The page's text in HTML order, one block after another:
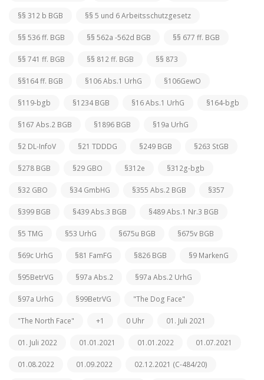
§§ 312 b BGB §§ 5 und 6 Arbeitsschutzgesetz
§§ 536 ff. BGB §§ 562a -562d BGB §§ 677 ff. BGB
§§ 741 ff. BGB §§ 812 ff. BGB §§ 873
§§164 ff. BGB §106 Abs.1 UrhG §106GewO
§119-bgb §1234 BGB §16 Abs.1 UrhG §164-bgb
§167 Abs.2 BGB §1896 BGB §19a UrhG
§2 DL-InfoV §21 TDDDG §249 BGB §263 StGB
§278 BGB §29 GBO §312e §312g-bgb
§32 GBO §34 GmbHG §355 Abs.2 BGB §357
§399 BGB §439 Abs.3 BGB §489 Abs.1 Nr.3 BGB
§5 TMG §53 UrhG §675u BGB §675v BGB
§69c UrhG §81 FamFG §826 BGB §9 MarkenG
§95BetrVG §97a Abs.2 §97a Abs.2 UrhG
§97a UrhG §99BetrVG "The Dog Face"
"The North Face" +1 0 Uhr 01. Juli 2021
01. Juli 2022 01.01.2021 01.01.2022 01.07.2021
01.08.2022 01.09.2022 02.12.2021 (C-484/20)